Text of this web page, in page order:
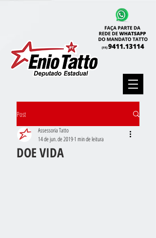
Post
DOE VIDA
Assessoria Tatto
14 de jun. de 20191 min de leitura